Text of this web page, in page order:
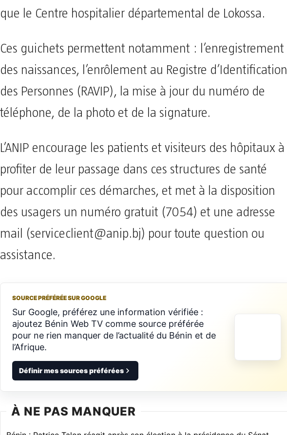
que le Centre hospitalier départemental de Lokossa.
Ces guichets permettent notamment : l’enregistrement
des naissances, l’enrôlement au Registre d’Identification
des Personnes (RAVIP), la mise à jour du numéro de
téléphone, de la photo et de la signature.
L’ANIP encourage les patients et visiteurs des hôpitaux à
profiter de leur passage dans ces structures de santé
pour accomplir ces démarches, et met à la disposition
des usagers un numéro gratuit (7054) et une adresse
mail (serviceclient@anip.bj) pour toute question ou
assistance.
SOURCE PRÉFÉRÉE SUR GOOGLE
Sur Google, préférez une information vérifiée :
ajoutez Bénin Web TV comme source préférée
pour ne rien manquer de l’actualité du Bénin et de
l’Afrique.
Définir mes sources préférées
À NE PAS MANQUER